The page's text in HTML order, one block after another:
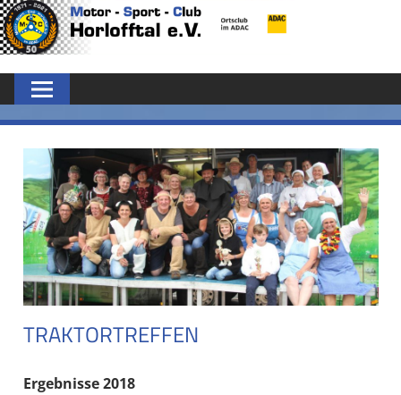
Zum
Inhalt
MSC
HORLOFFTAL
E.V.
TRAKTORTREFFEN
Ergebnisse 2018